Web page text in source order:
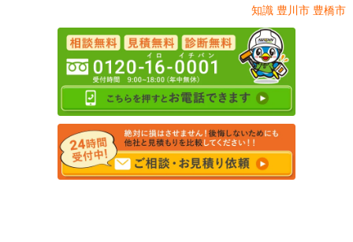
知識 豊川市 豊橋市